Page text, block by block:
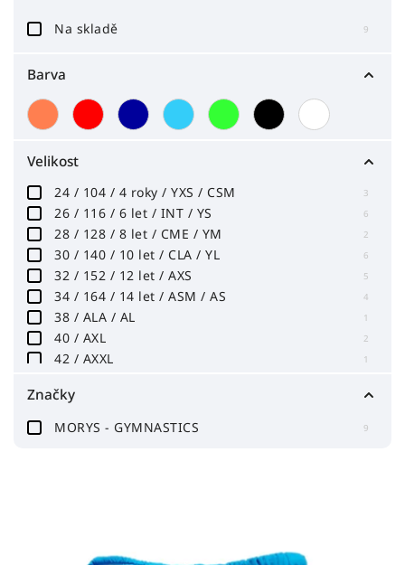
Na skladě 9
Značky
MORYS - GYMNASTICS 9
Barva
Velikost
24 / 104 / 4 roky / YXS / CSM 3
26 / 116 / 6 let / INT / YS 6
28 / 128 / 8 let / CME / YM 2
30 / 140 / 10 let / CLA / YL 6
32 / 152 / 12 let / AXS 5
34 / 164 / 14 let / ASM / AS 4
38 / ALA / AL 1
40 / AXL 2
42 / AXXL 1